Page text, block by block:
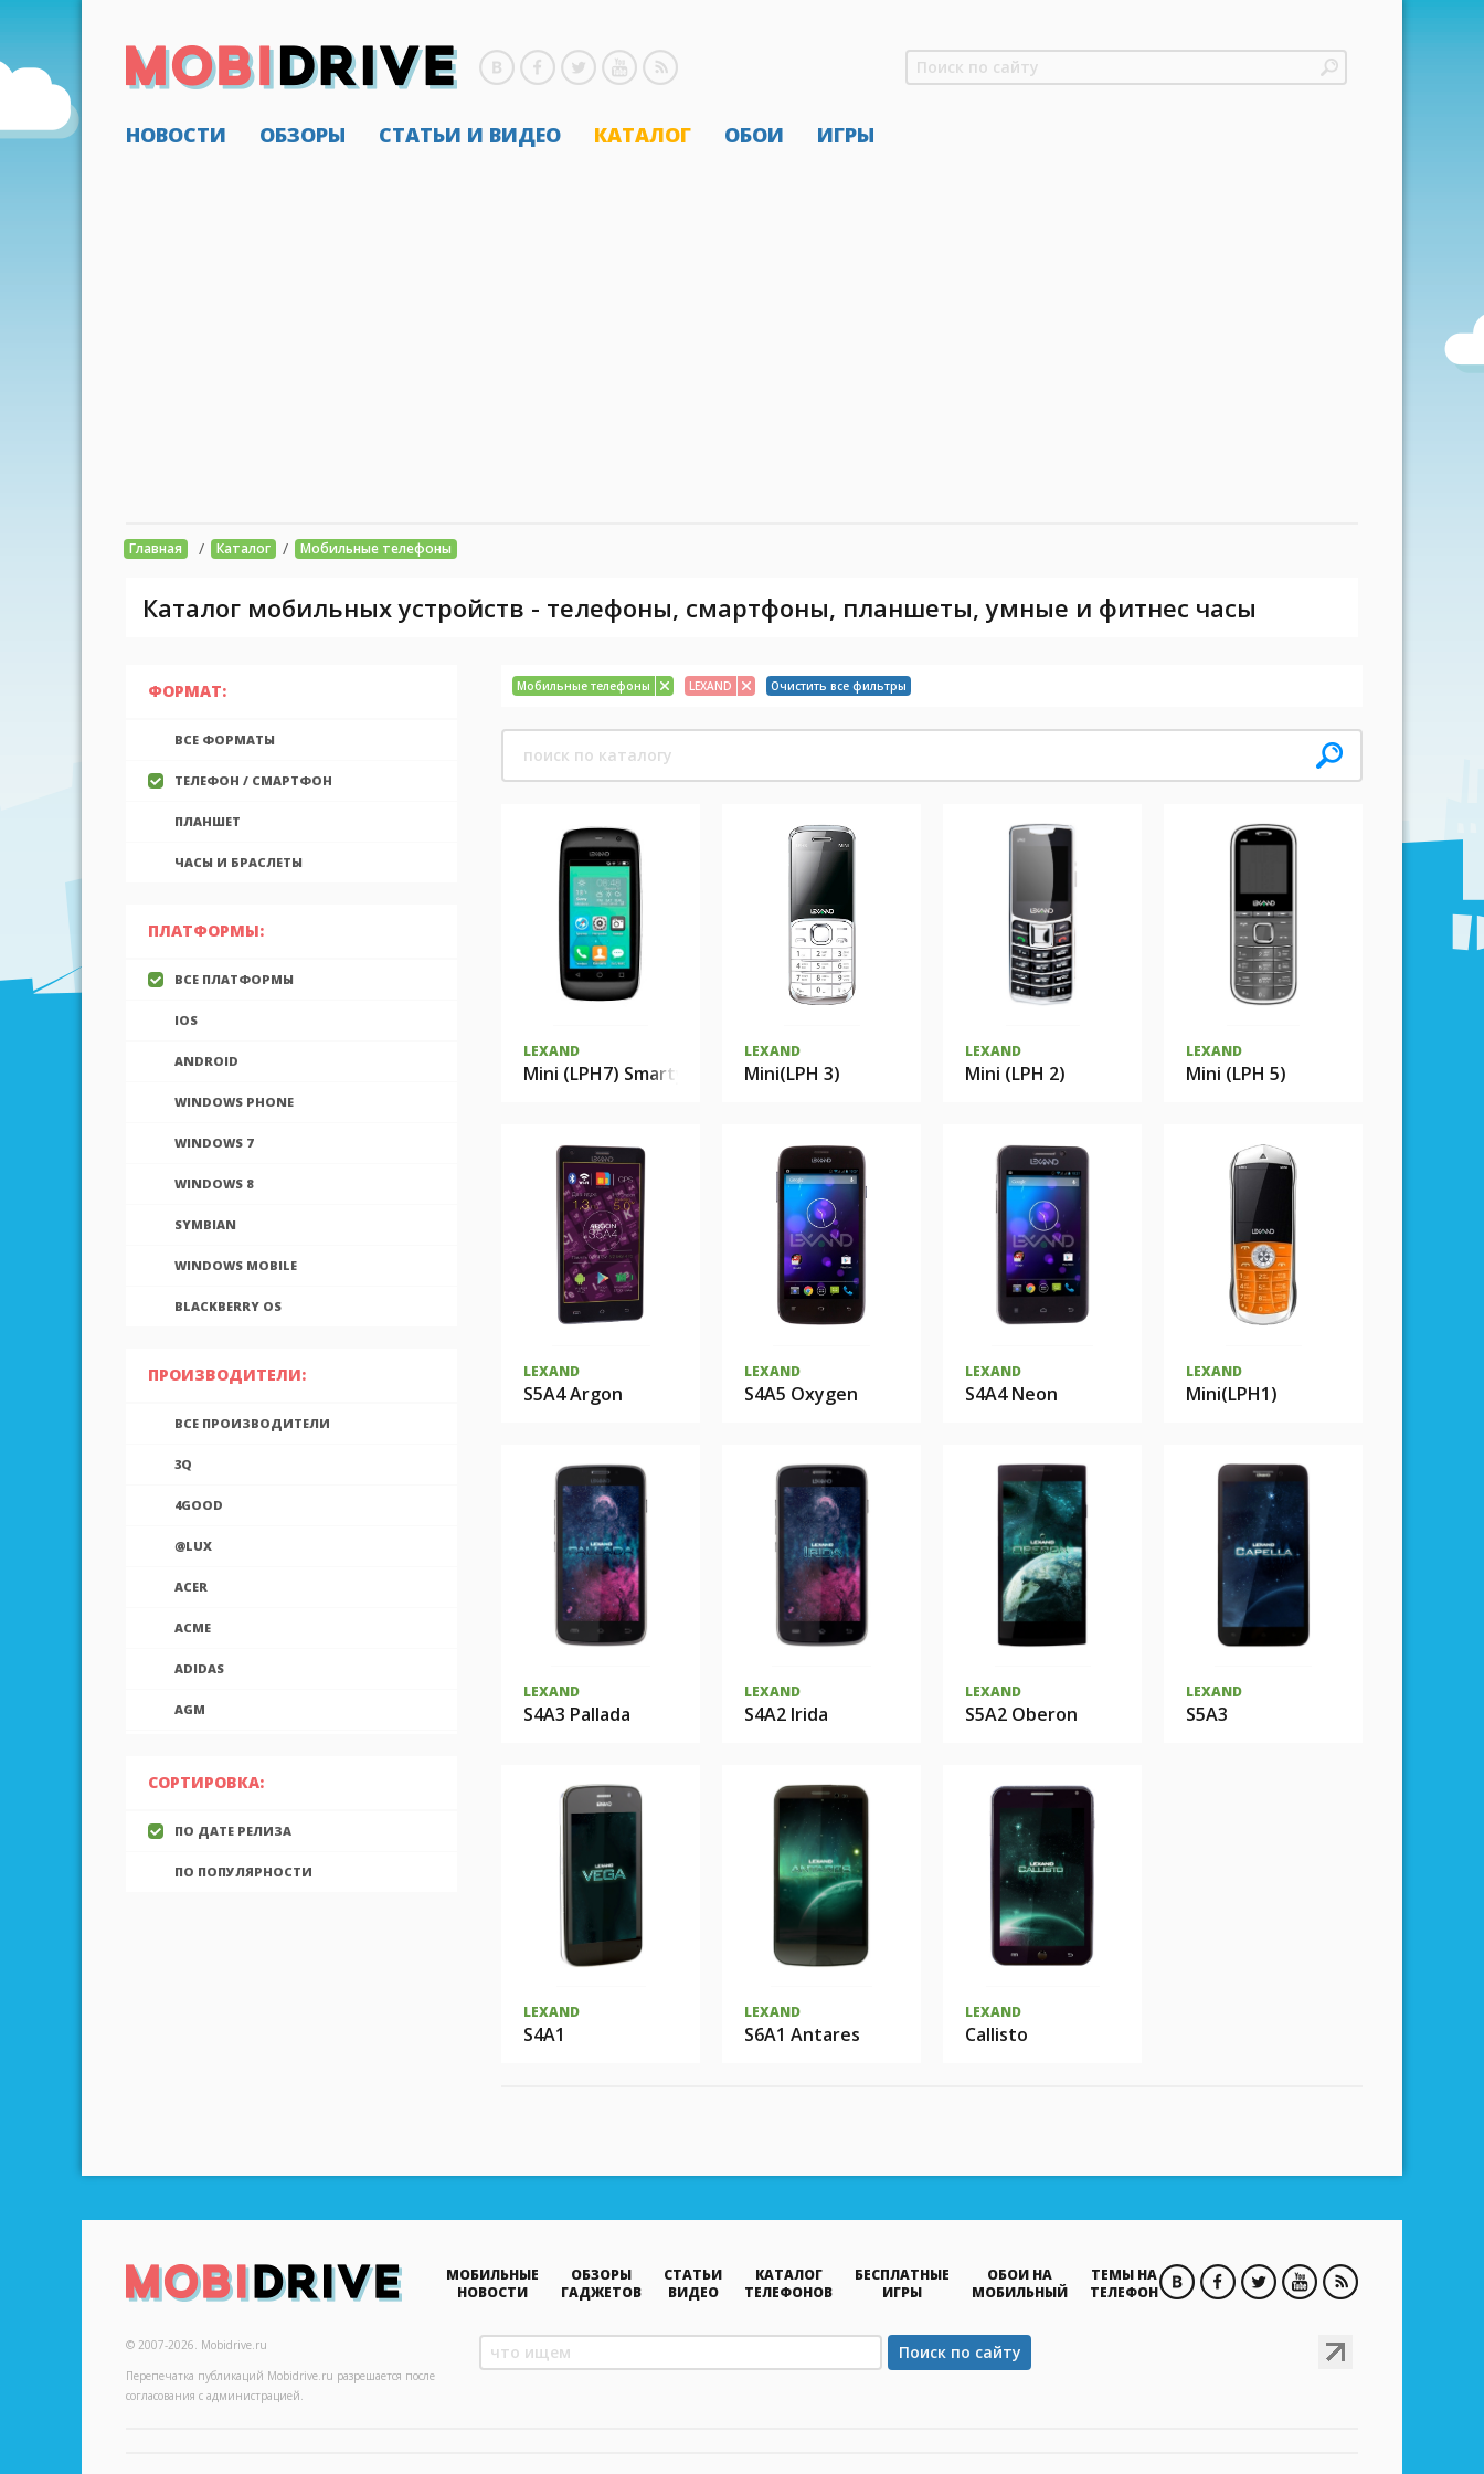
НОВОСТИ ОБЗОРЫ СТАТЬИ И ВИДЕО КАТАЛОГ ОБОИ ИГРЫ
Главная / Каталог / Мобильные телефоны
Каталог мобильных устройств - телефоны, смартфоны, планшеты, умные и фитнес часы
ФОРМАТ:
ВСЕ ФОРМАТЫ
ТЕЛЕФОН / СМАРТФОН
ПЛАНШЕТ
ЧАСЫ И БРАСЛЕТЫ
ПЛАТФОРМЫ:
ВСЕ ПЛАТФОРМЫ
IOS
ANDROID
WINDOWS PHONE
WINDOWS 7
WINDOWS 8
SYMBIAN
WINDOWS MOBILE
BLACKBERRY OS
ПРОИЗВОДИТЕЛИ:
ВСЕ ПРОИЗВОДИТЕЛИ
3Q
4GOOD
@LUX
ACER
ACME
ADIDAS
AGM
AIGO
AINOL
AIRON
APPLE
ARMIX
СОРТИРОВКА:
ПО ДАТЕ РЕЛИЗА
ПО ПОПУЛЯРНОСТИ
Мобильные телефоны LEXAND Очистить все фильтры
LEXAND
Mini (LPH7) Smarty
LEXAND
Mini(LPH 3)
LEXAND
Mini (LPH 2)
LEXAND
Mini (LPH 5)
LEXAND
S5A4 Argon
LEXAND
S4A5 Oxygen
LEXAND
S4A4 Neon
LEXAND
Mini(LPH1)
LEXAND
S4A3 Pallada
LEXAND
S4A2 Irida
LEXAND
S5A2 Oberon
LEXAND
S5A3
LEXAND
S4A1
LEXAND
S6A1 Antares
LEXAND
Callisto
МОБИЛЬНЫЕ
НОВОСТИ
ОБЗОРЫ
ГАДЖЕТОВ
СТАТЬИ
ВИДЕО
КАТАЛОГ
ТЕЛЕФОНОВ
БЕСПЛАТНЫЕ
ИГРЫ
ОБОИ НА
МОБИЛЬНЫЙ
ТЕМЫ НА
ТЕЛЕФОН
© 2007-2026. Mobidrive.ru
Перепечатка публикаций Mobidrive.ru разрешается после
согласования с администрацией.
Поиск по сайту